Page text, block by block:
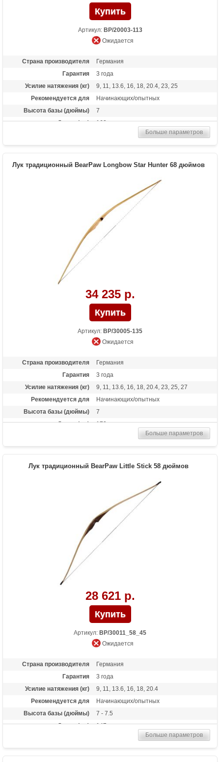
Артикул: BP/20003-113
Ожидается
Страна производителя
Германия
Гарантия
3 года
Усилие натяжения (кг)
9, 11, 13.6, 16, 18, 20.4, 23, 25
Рекомендуется для
Начинающих/опытных
Высота базы (дюймы)
7
Длина (см)
163
Полочка, Чехол, Тетива Whisper String
Материалы изделия
орех, клен, микарта, черный ламинат
Больше параметров
Лук традиционный BearPaw Longbow Star Hunter 68 дюймов
34 235 р.
Артикул: BP/30005-135
Ожидается
Страна производителя
Германия
Гарантия
3 года
Усилие натяжения (кг)
9, 11, 13.6, 16, 18, 20.4, 23, 25, 27
Рекомендуется для
Начинающих/опытных
Высота базы (дюймы)
7
Длина (см)
173
Полочка, чехол, тетива Whisper String
Материалы изделия
клен, микарта
Больше параметров
Лук традиционный BearPaw Little Stick 58 дюймов
28 621 р.
Артикул: BP/30011_58_45
Ожидается
Страна производителя
Германия
Гарантия
3 года
Усилие натяжения (кг)
9, 11, 13.6, 16, 18, 20.4
Рекомендуется для
Начинающих/опытных
Высота базы (дюймы)
7 - 7.5
Длина (см)
147
полочка, чехол, тетива
Материалы изделия
клен
Больше параметров